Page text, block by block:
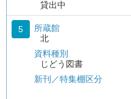
貸出中
5
所蔵館
北
資料種別
じどう図書
新刊／特集棚区分